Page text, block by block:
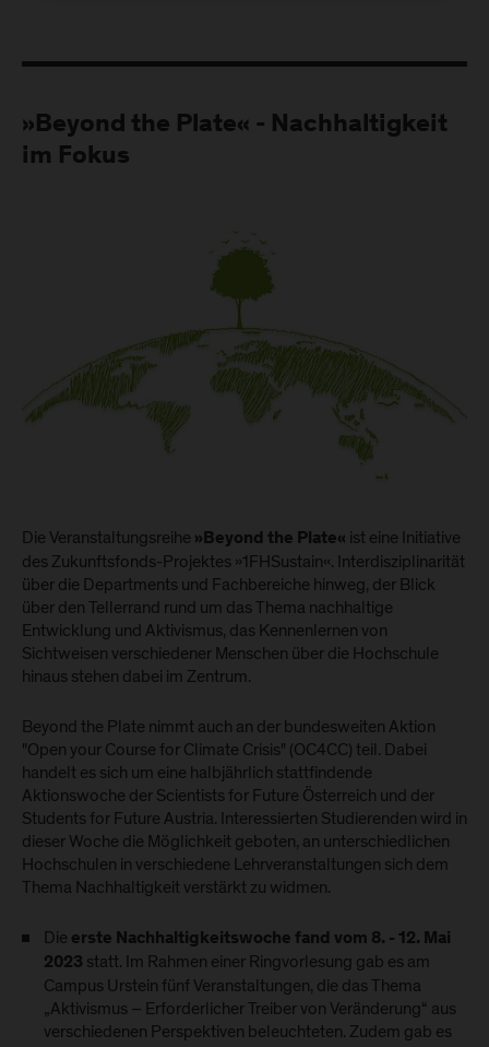
»Beyond the Plate« - Nachhaltigkeit
im Fokus
Die Veranstaltungsreihe »Beyond the Plate« ist eine Initiative
des Zukunftsfonds-Projektes »1FHSustain«. Interdisziplinarität
über die Departments und Fachbereiche hinweg, der Blick
über den Tellerrand rund um das Thema nachhaltige
Entwicklung und Aktivismus, das Kennenlernen von
Sichtweisen verschiedener Menschen über die Hochschule
hinaus stehen dabei im Zentrum.
Beyond the Plate nimmt auch an der bundesweiten Aktion
"Open your Course for Climate Crisis" (OC4CC) teil. Dabei
handelt es sich um eine halbjährlich stattfindende
Aktionswoche der Scientists for Future Österreich und der
Students for Future Austria. Interessierten Studierenden wird in
dieser Woche die Möglichkeit geboten, an unterschiedlichen
Hochschulen in verschiedene Lehrveranstaltungen sich dem
Thema Nachhaltigkeit verstärkt zu widmen.
Die erste Nachhaltigkeitswoche fand vom 8. - 12. Mai
2023 statt. Im Rahmen einer Ringvorlesung gab es am
Campus Urstein fünf Veranstaltungen, die das Thema
„Aktivismus – Erforderlicher Treiber von Veränderung“ aus
verschiedenen Perspektiven beleuchteten. Zudem gab es